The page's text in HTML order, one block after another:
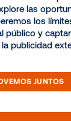
en pos del
a nuestro
y nos